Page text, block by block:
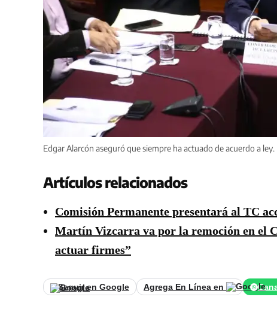
Edgar Alarcón aseguró que siempre ha actuado de acuerdo a ley.
Artículos relacionados
Comisión Permanente presentará al TC
Martín Vizcarra va por la remoción en el
actuar firmes”
Seguir en Google Agrega En Línea en